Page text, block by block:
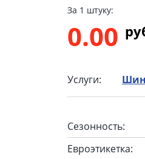
За 1 штуку:
0.00
Услуги:
Сезонность:
Евроэтикетка: